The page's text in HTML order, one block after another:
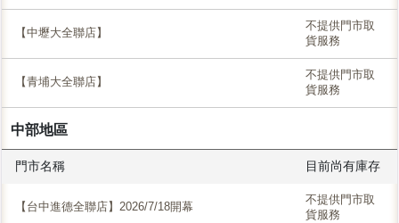
【中壢大全聯店】
不提供門市取
貨服務
【青埔大全聯店】
不提供門市取
貨服務
中部地區
門市名稱 目前尚有庫存
【台中進德全聯店】2026/7/18開幕
不提供門市取
貨服務